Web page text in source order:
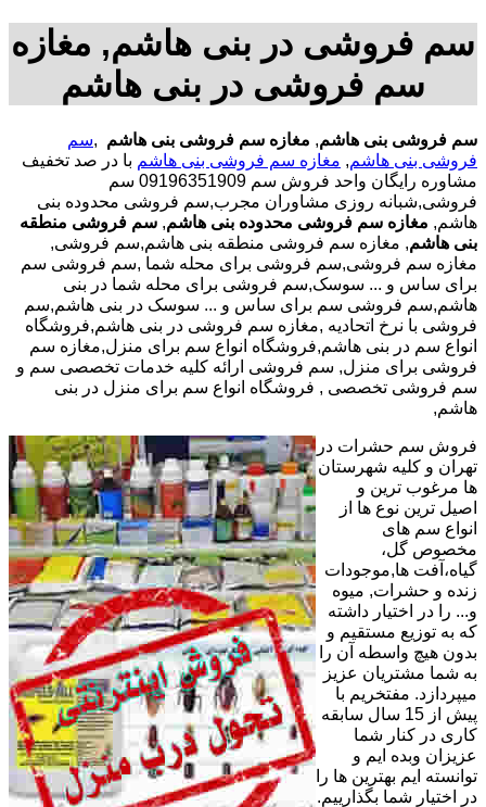
سم فروشی در بنی هاشم, مغازه
سم فروشی در بنی هاشم
سم فروشی بنی هاشم, مغازه سم فروشی بنی هاشم ,سم
فروشی بنی هاشم, مغازه سم فروشی بنی هاشم با در صد تخفیف
مشاوره رایگان واحد فروش سم 09196351909 سم
فروشی,شبانه روزی مشاوران مجرب,سم فروشی محدوده بنی
هاشم, مغازه سم فروشی محدوده بنی هاشم, سم فروشی منطقه
بنی هاشم, مغازه سم فروشی منطقه بنی هاشم,سم فروشی,
مغازه سم فروشی,سم فروشی برای محله شما ,سم فروشی سم
برای ساس و ... سوسک,سم فروشی برای محله شما در بنی
هاشم,سم فروشی سم برای ساس و ... سوسک در بنی هاشم,سم
فروشی با نرخ اتحادیه ,مغازه سم فروشی در بنی هاشم,فروشگاه
انواع سم در بنی هاشم,فروشگاه انواع سم برای منزل,مغازه سم
فروشی برای منزل, سم فروشی ارائه کلیه خدمات تخصصی سم و
سم فروشی تخصصی , فروشگاه انواع سم برای منزل در بنی
هاشم,
فروش سم حشرات در
تهران و کلیه شهرستان
ها مرغوب ترین و
اصیل ترین نوع ها از
انواع سم های
مخصوص گل،
گیاه،آفت ها,موجودات
زنده و حشرات, میوه
و... را در اختیار داشته
که به توزیع مستقیم و
بدون هیچ واسطه آن را
به شما مشتریان عزیز
میپردازد. مفتخریم با
پیش از 15 سال سابقه
کاری در کنار شما
عزیزان وبده ایم و
توانسته ایم بهترین ها را
در اختیار شما بگذارییم.